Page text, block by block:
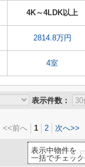
4K～4LDK以上
2814.8万円
4室
表示件数：
<<前へ 1 2 次へ>>
表示中物件を
一括でチェック